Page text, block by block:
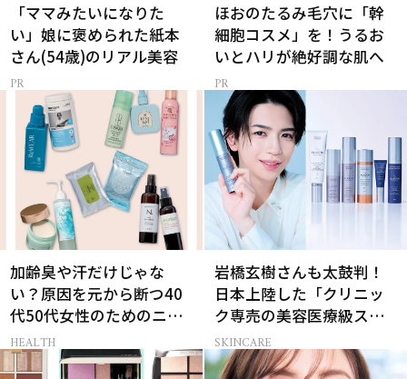
「ママみたいになりた
い」娘に褒められた紙本
さん(54歳)のリアル美容
ほおのたるみ毛穴に「幹
細胞コスメ」を！うるお
いとハリが絶好調な肌へ
加齢臭や汗だけじゃな
い？原因を元から断つ40
代50代女性のためのニオ
イケア
HEALTH
岩橋玄樹さんも太鼓判！
日本上陸した「クリニッ
ク専売の美容医療級スキ
ンケア」
SKINCARE